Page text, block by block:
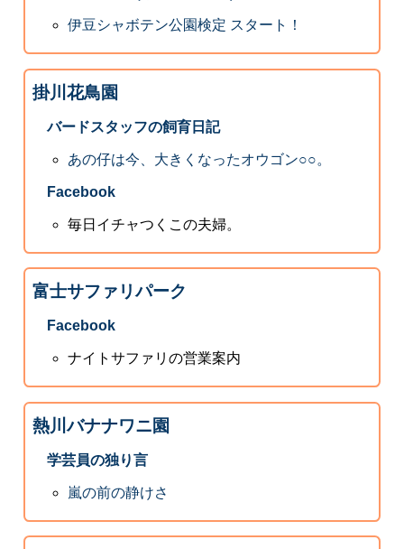
伊豆シャボテン公園検定 スタート！
掛川花鳥園
バードスタッフの飼育日記
あの仔は今、大きくなったオウゴン○○。
Facebook
毎日イチャつくこの夫婦。
富士サファリパーク
Facebook
ナイトサファリの営業案内
熱川バナナワニ園
学芸員の独り言
嵐の前の静けさ